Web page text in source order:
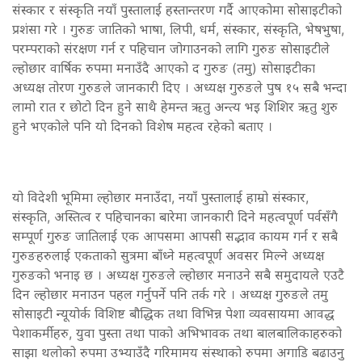
संस्कार र संस्कृति नयाँ पुस्तालाई हस्तान्तरण गर्दै आएकोमा सोसाइटीको
प्रशंसा गरे । गुरुङ जातिको भाषा, लिपी, धर्म, संस्कार, संस्कृति, भेषभुषा,
परम्पराको संरक्षण गर्न र पहिचान जोगाउनको लागि गुरुङ सोसाइटीले
ल्होछार वार्षिक रुपमा मनाउँदै आएको द गुरुङ (तमु) सोसाइटीका
अध्यक्ष तोरण गुरुङले जानकारी दिए । अध्यक्ष गुरुङले पुष १५ सबै भन्दा
लामो रात र छोटो दिन हुने साथै हेमन्त ऋतु अन्त्य भइ शिशिर ऋतु शुरु
हुने भएकोले पनि यो दिनको विशेष महत्व रहेको बताए ।
यो विदेशी भूमिमा ल्होछार मनाउँदा, नयाँ पुस्तालाई हाम्रो संस्कार,
संस्कृति, अस्तित्व र पहिचानका बारेमा जानकारी दिने महत्वपूर्ण पर्वसँगै
सम्पूर्ण गुरुङ जातिलाई एक आपसमा आपसी सद्भाव कायम गर्न र सबै
गुरुङहरुलाई एकताको सुत्रमा बाँध्ने महत्वपूर्ण अवसर मिल्ने अध्यक्ष
गुरुङको भनाइ छ । अध्यक्ष गुरुङले ल्होछार मनाउने सबै समुदायले एउटै
दिन ल्होछार मनाउन पहल गर्नुपर्ने पनि तर्क गरे । अध्यक्ष गुरुङले तमु
सोसाइटी न्यूयोर्क विशिष्ट बौद्धिक तथा विभिन्न पेशा व्यवसायमा आवद्ध
पेशाकर्मीहरु, युवा पुस्ता तथा पाको अभिभावक तथा बालबालिकाहरुको
साझा थलोको रुपमा उभ्याउँदै गरिमामय संस्थाको रुपमा अगाडि बढाउनु